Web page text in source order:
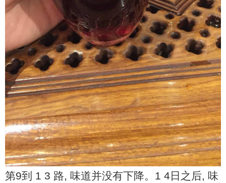
第9到 1 3 路, 味道并没有下降。1 4日之后, 味